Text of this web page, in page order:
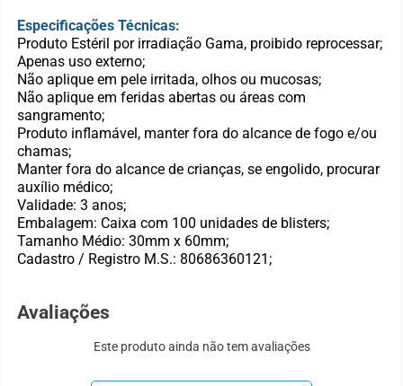
Especificações Técnicas:
Produto Estéril por irradiação Gama, proibido reprocessar;
Apenas uso externo;
Não aplique em pele irritada, olhos ou mucosas;
Não aplique em feridas abertas ou áreas com
sangramento;
Produto inflamável, manter fora do alcance de fogo e/ou
chamas;
Manter fora do alcance de crianças, se engolido, procurar
auxílio médico;
Validade: 3 anos;
Embalagem: Caixa com 100 unidades de blisters;
Tamanho Médio: 30mm x 60mm;
Cadastro / Registro M.S.: 80686360121;
Avaliações
Este produto ainda não tem avaliações